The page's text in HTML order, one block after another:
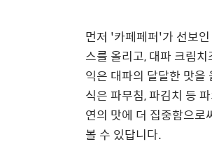
먼저 '카페페퍼'가 선보
스를 올리고, 대파 크림
익은 대파의 달달한 맛
식은 파무침, 파김치 등
연의 맛에 더 집중함으
볼 수 있답니다.